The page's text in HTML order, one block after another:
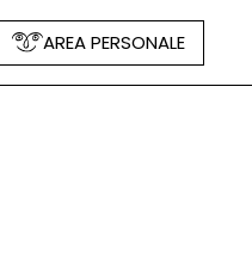
AREA PERSONALE